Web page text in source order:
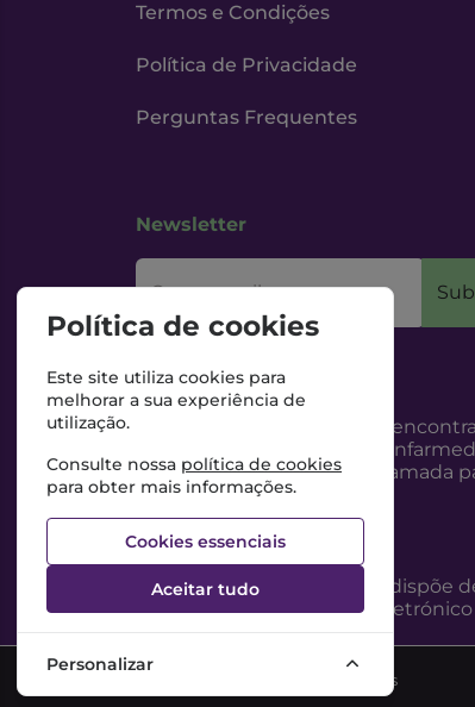
Termos e Condições
Política de Privacidade
Perguntas Frequentes
Newsletter
O seu email
Esta Farmácia
Internet, pelo
217987100 (Chamada
Esta Farmácia dispõe
reclamações eletrónico
©2026 Todos os direitos reservados
Política de cookies
Este site utiliza cookies para
melhorar a sua experiência de
utilização.
Consulte nossa política de cookies
para obter mais informações.
Cookies essenciais
Aceitar tudo
Personalizar